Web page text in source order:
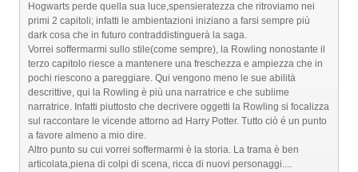
Hogwarts perde quella sua luce,spensieratezza che ritroviamo nei
primi 2 capitoli; infatti le ambientazioni iniziano a farsi sempre più
dark cosa che in futuro contraddistinguerà la saga.
Vorrei soffermarmi sullo stile(come sempre), la Rowling nonostante il
terzo capitolo riesce a mantenere una freschezza e ampiezza che in
pochi riescono a pareggiare. Qui vengono meno le sue abilità
descrittive, qui la Rowling è più una narratrice e che sublime
narratrice. Infatti piuttosto che decrivere oggetti la Rowling si focalizza
sul raccontare le vicende attorno ad Harry Potter. Tutto ciò é un punto
a favore almeno a mio dire.
Altro punto su cui vorrei soffermarmi è la storia. La trama è ben
articolata,piena di colpi di scena, ricca di nuovi personaggi....